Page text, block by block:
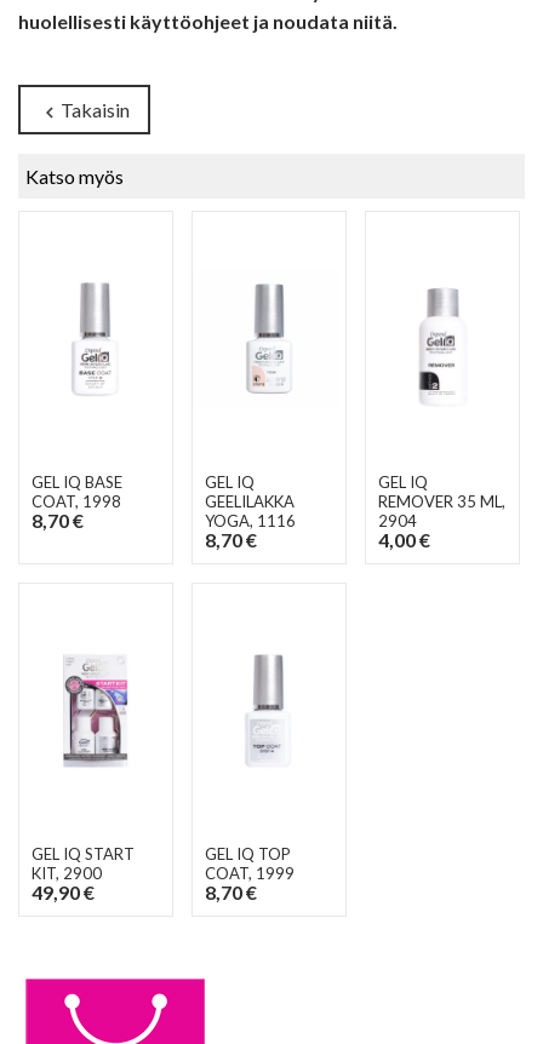
huolellisesti käyttöohjeet ja noudata niitä.
chevron_left Takaisin
Katso myös
GEL IQ BASE
COAT, 1998
8,70 €
GEL IQ
GEELILAKKA
YOGA, 1116
8,70 €
GEL IQ
REMOVER 35 ML,
2904
4,00 €
GEL IQ START
KIT, 2900
49,90 €
GEL IQ TOP
COAT, 1999
8,70 €